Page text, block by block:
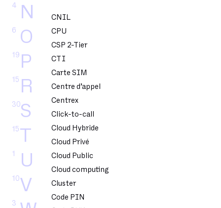
N
4
O
6
P
19
R
15
S
30
T
15
U
1
V
10
3
CNIL
CPU
CSP 2-Tier
CTI
Carte SIM
Centre d’appel
Centrex
Click-to-call
Cloud Hybride
Cloud Privé
Cloud Public
Cloud computing
Cluster
Code PIN